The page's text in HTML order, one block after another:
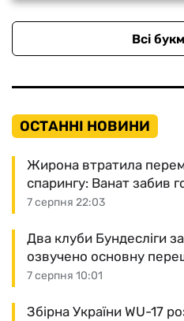
Всі
ОСТАННІ НОВИНИ
7 серпня 22:03
Жирона втратила
спарингу: Ванат забив
7 серпня 10:01
Два клуби Бундесліги
озвучено основну
Збірна України WU-17